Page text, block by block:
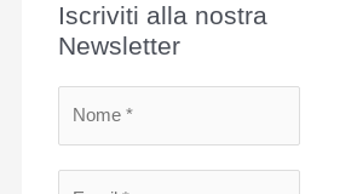
v
Iscriviti alla nostra
Newsletter